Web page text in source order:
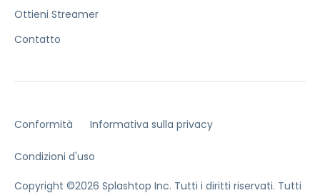
Ottieni Streamer
Contatto
Conformità Informativa sulla privacy
Condizioni d'uso
Copyright ©2026 Splashtop Inc. Tutti i diritti riservati. Tutti